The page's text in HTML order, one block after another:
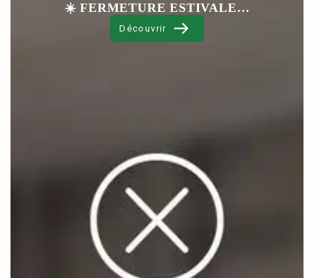
☀️ FERMETURE ESTIVALE…
Découvrir